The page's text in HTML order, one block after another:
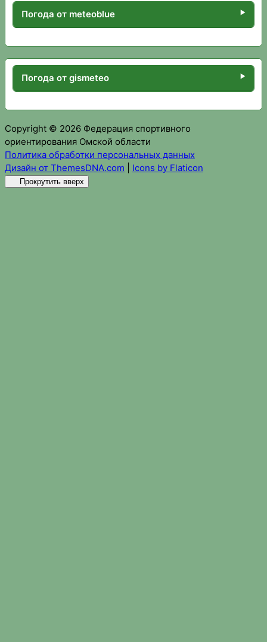
Погода от meteoblue
Погода от gismeteo
Copyright © 2026 Федерация спортивного
ориентирования Омской области
Политика обработки персональных данных
Дизайн от ThemesDNA.com
Icons by Flaticon
Прокрутить вверх